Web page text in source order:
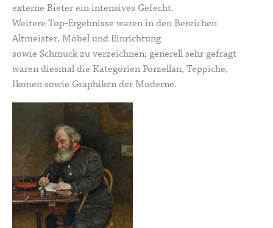
externe Bieter ein intensives Gefecht.
Weitere Top-Ergebnisse waren in den Bereichen
Altmeister, Möbel und Einrichtung
sowie Schmuck zu verzeichnen; generell sehr gefragt
waren diesmal die Kategorien Porzellan, Teppiche,
Ikonen sowie Graphiken der Moderne.